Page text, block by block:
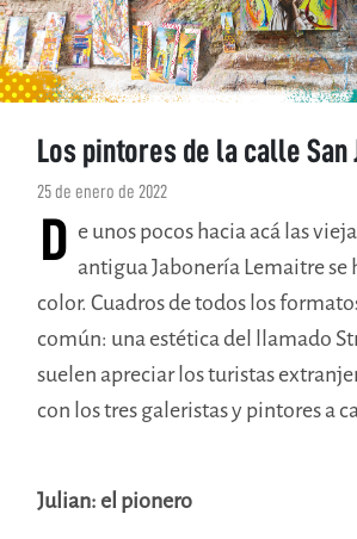
Los pintores de la calle San
25 de enero de 2022
D e unos pocos hacia acá las
antigua Jabonería Lemaitre se
color. Cuadros de todos los
común: una estética del llamado
suelen apreciar los turistas
con los tres galeristas y pintores a
Julian: el pionero